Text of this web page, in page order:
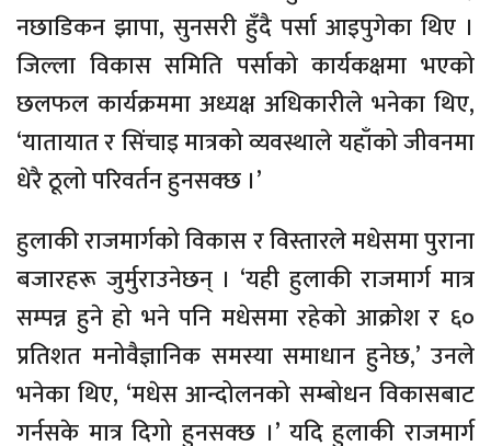
नछाडिकन झापा, सुनसरी हुँदै पर्सा आइपुगेका थिए ।
जिल्ला विकास समिति पर्साको कार्यकक्षमा भएको
छलफल कार्यक्रममा अध्यक्ष अधिकारीले भनेका थिए,
‘यातायात र सिंचाइ मात्रको व्यवस्थाले यहाँको जीवनमा
धेरै ठूलो परिवर्तन हुनसक्छ ।’
हुलाकी राजमार्गको विकास र विस्तारले मधेसमा पुराना
बजारहरू जुर्मुराउनेछन् । ‘यही हुलाकी राजमार्ग मात्र
सम्पन्न हुने हो भने पनि मधेसमा रहेको आक्रोश र ६०
प्रतिशत मनोवैज्ञानिक समस्या समाधान हुनेछ,’ उनले
भनेका थिए, ‘मधेस आन्दोलनको सम्बोधन विकासबाट
गर्नसके मात्र दिगो हुनसक्छ ।’ यदि हुलाकी राजमार्ग